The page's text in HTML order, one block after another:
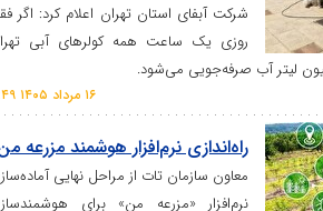
آبفای استان تهران اعلام کرد: اگر فقط
یک ساعت همه کولر‌های آبی تهران
نرم‌افزار هوشمند مزرعه من
سازمان تات از مراحل نهایی آماده‌سازی
«مزرعه من» برای هوشمندسازی